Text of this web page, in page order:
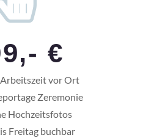
€
vor Ort
Zeremonie
Hochzeitsfotos
Freitag buchbar